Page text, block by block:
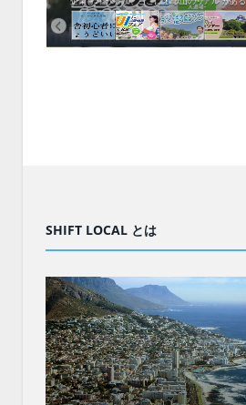
SHIFT LOCAL とは